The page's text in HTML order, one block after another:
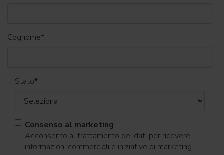
Cognome*
Stato*
Consenso al marketing
Acconsento al trattamento dei dati per ricevere
informazioni commerciali e iniziative di marketing.